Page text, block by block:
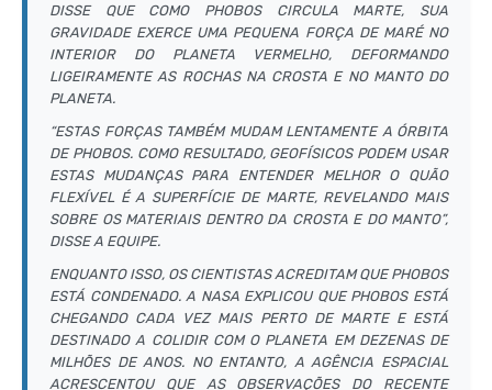
DISSE QUE COMO PHOBOS CIRCULA MARTE, SUA
GRAVIDADE EXERCE UMA PEQUENA FORÇA DE MARÉ NO
INTERIOR DO PLANETA VERMELHO, DEFORMANDO
LIGEIRAMENTE AS ROCHAS NA CROSTA E NO MANTO DO
PLANETA.
“ESTAS FORÇAS TAMBÉM MUDAM LENTAMENTE A ÓRBITA
DE PHOBOS. COMO RESULTADO, GEOFÍSICOS PODEM USAR
ESTAS MUDANÇAS PARA ENTENDER MELHOR O QUÃO
FLEXÍVEL É A SUPERFÍCIE DE MARTE, REVELANDO MAIS
SOBRE OS MATERIAIS DENTRO DA CROSTA E DO MANTO”,
DISSE A EQUIPE.
ENQUANTO ISSO, OS CIENTISTAS ACREDITAM QUE PHOBOS
ESTÁ CONDENADO. A NASA EXPLICOU QUE PHOBOS ESTÁ
CHEGANDO CADA VEZ MAIS PERTO DE MARTE E ESTÁ
DESTINADO A COLIDIR COM O PLANETA EM DEZENAS DE
MILHÕES DE ANOS. NO ENTANTO, A AGÊNCIA ESPACIAL
ACRESCENTOU QUE AS OBSERVAÇÕES DO RECENTE